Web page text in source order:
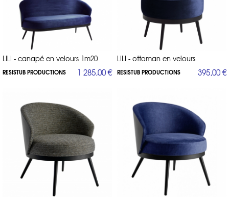
LILI - canapé en velours 1m20
RESISTUB PRODUCTIONS 1 285,00 €
LILI - ottoman en velours
RESISTUB PRODUCTIONS 395,00 €